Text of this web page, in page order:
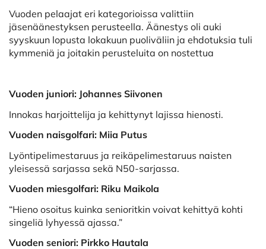
Vuoden pelaajat eri kategorioissa valittiin
jäsenäänestyksen perusteella. Äänestys oli auki
syyskuun lopusta lokakuun puoliväliin ja ehdotuksia tuli
kymmeniä ja joitakin perusteluita on nostettua
Vuoden juniori: Johannes Siivonen
Innokas harjoittelija ja kehittynyt lajissa hienosti.
Vuoden naisgolfari: Miia Putus
Lyöntipelimestaruus ja reikäpelimestaruus naisten
yleisessä sarjassa sekä N50-sarjassa.
Vuoden miesgolfari: Riku Maikola
“Hieno osoitus kuinka senioritkin voivat kehittyä kohti
singeliä lyhyessä ajassa.”
Vuoden seniori: Pirkko Hautala